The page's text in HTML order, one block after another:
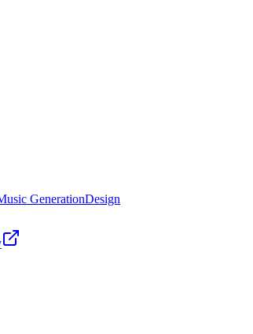
GenerationDesign